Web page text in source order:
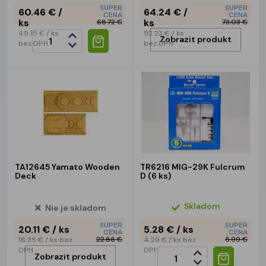
60.46 €/
ks
49.15 € / ks
bez DPH
SUPER
CENA
68.72 €
64.24 €/
ks
52.23 € / ks
bez DPH
SUPER
CENA
73.03 €
Zobrazit produkt
TA12645 Yamato Wooden
Deck
Nie je skladom
20.11 €/ ks
16.35 € / ks bez
DPH
SUPER
CENA
22.86 €
Zobrazit produkt
TR6216 MIG-29K Fulcrum
D (6 ks)
Skladom
5.28 €/ ks
4.29 € / ks bez
DPH
SUPER
CENA
5.99 €